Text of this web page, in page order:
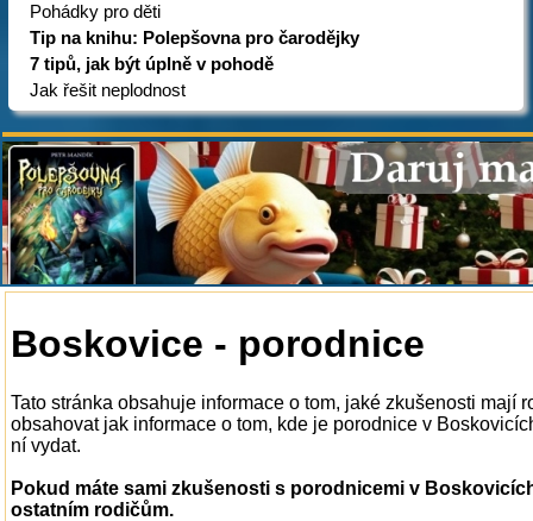
Pohádky pro děti
Tip na knihu: Polepšovna pro čarodějky
7 tipů, jak být úplně v pohodě
Jak řešit neplodnost
Boskovice - porodnice
Tato stránka obsahuje informace o tom, jaké zkušenosti mají
obsahovat jak informace o tom, kde je porodnice v
ní vydat.
Pokud máte sami zkušenosti s porodnicemi v
ostatním rodičům.